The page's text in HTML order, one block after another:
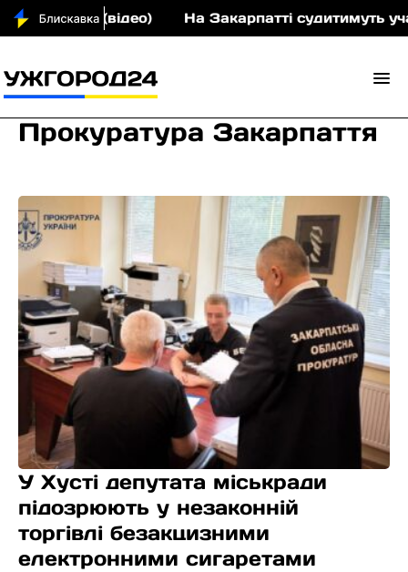
На Закарпатті судитимуть учасників
Прокуратура Закарпаття
У Хусті депутата міськради
підозрюють у незаконній
торгівлі безакцизними
електронними сигаретами